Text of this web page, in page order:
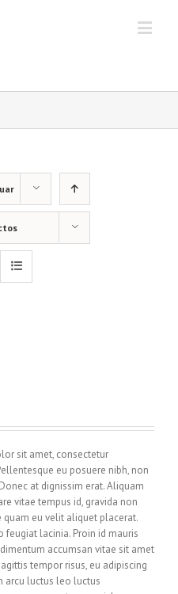
sit amet, consectetur
eu posuere nibh, non
at dignissim erat. Aliquam
vitae tempus id, gravida non
quam eu velit aliquet placerat.
feugiat lacinia. Proin id mauris
accumsan vitae sit amet
tempor risus, eu adipiscing
arcu luctus leo luctus